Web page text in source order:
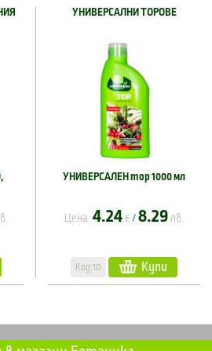
УНИВЕРСАЛНИ ТОРОВЕ
УНИВЕРСАЛЕН тор 1000 мл
Цена: 4.24 € / 8.29 лв.
Код:10 Купи